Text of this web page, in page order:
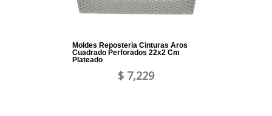
Moldes Reposteria Cinturas Aros
Cuadrado Perforados 22x2 Cm
Plateado
$ 7,229